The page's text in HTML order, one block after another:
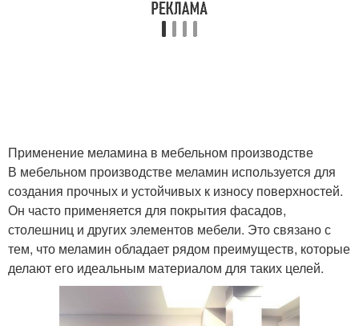
Применение меламина в мебельном производстве
В мебельном производстве меламин используется для
создания прочных и устойчивых к износу поверхностей.
Он часто применяется для покрытия фасадов,
столешниц и других элементов мебели. Это связано с
тем, что меламин обладает рядом преимуществ, которые
делают его идеальным материалом для таких целей.